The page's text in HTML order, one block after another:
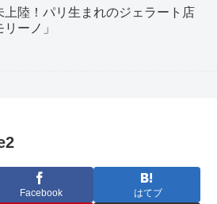
上陸！パリ生まれのジェラート店
リーノ」
Facebook はてブ